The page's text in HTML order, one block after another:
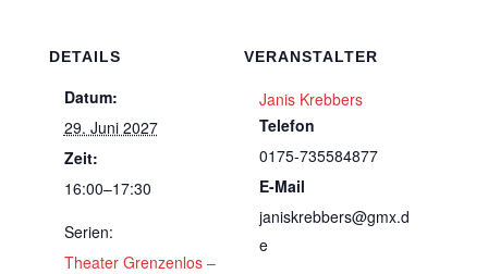
DETAILS
Datum:
29. Juni 2027
Zeit:
16:00–17:30
Serien:
Theater Grenzenlos –
VERANSTALTER
Janis Krebbers
Telefon
0175-735584877
E-Mail
janiskrebbers@gmx.d
e